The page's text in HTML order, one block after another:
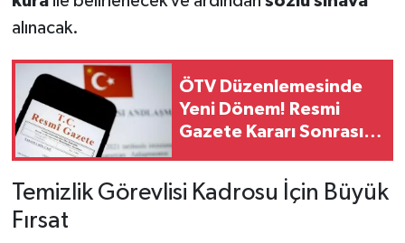
alınacak.
ÖTV Düzenlemesinde
Yeni Dönem! Resmi
Gazete Kararı Sonrası
Temizlik Görevlisi Kadrosu İçin Büyük
Fırsat